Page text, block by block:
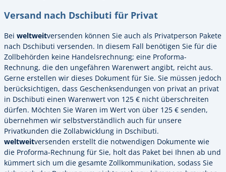
Versand nach Dschibuti für Privat
Bei weltweitversenden können Sie auch als Privatperson Pakete
nach Dschibuti versenden. In diesem Fall benötigen Sie für die
Zollbehörden keine Handelsrechnung; eine Proforma-
Rechnung, die den ungefähren Warenwert angibt, reicht aus.
Gerne erstellen wir dieses Dokument für Sie. Sie müssen jedoch
berücksichtigen, dass Geschenksendungen von privat an privat
in Dschibuti einen Warenwert von 125 € nicht überschreiten
dürfen. Möchten Sie Waren im Wert von über 125 € senden,
übernehmen wir selbstverständlich auch für unsere
Privatkunden die Zollabwicklung in Dschibuti.
weltweitversenden erstellt die notwendigen Dokumente wie
die Proforma-Rechnung für Sie, holt das Paket bei Ihnen ab und
kümmert sich um die gesamte Zollkommunikation, sodass Sie